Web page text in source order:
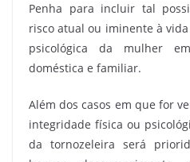
Penha para incluir tal
risco atual ou iminente à
psicológica da mulher
doméstica e familiar.
Além dos casos em que for
integridade física ou
da tornozeleira será